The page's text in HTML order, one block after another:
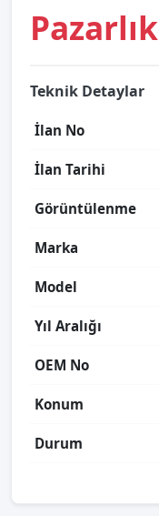
Pazarlık
Teknik Detaylar
İlan No
İlan Tarihi
Görüntülenme
Marka
Model
Yıl Aralığı
OEM No
Konum
Durum